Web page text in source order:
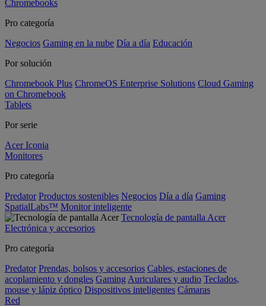
Chromebooks
Pro categoría
Negocios Gaming en la nube Día a día Educación
Por solución
Chromebook Plus ChromeOS Enterprise Solutions Cloud Gaming
on Chromebook
Tablets
Por serie
Acer Iconia
Monitores
Pro categoría
Predator Productos sostenibles Negocios Día a día Gaming
SpatialLabs™ Monitor inteligente
Tecnología de pantalla Acer
Electrónica y accesorios
Pro categoría
Predator Prendas, bolsos y accesorios Cables, estaciones de
acoplamiento y dongles Gaming Auriculares y audio Teclados,
mouse y lápiz óptico Dispositivos inteligentes Cámaras
Red